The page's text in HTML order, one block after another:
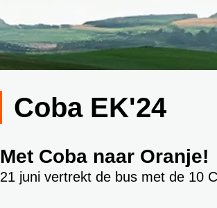
Coba EK'24
Met Coba naar Oranje!
21 juni vertrekt de bus met de 10